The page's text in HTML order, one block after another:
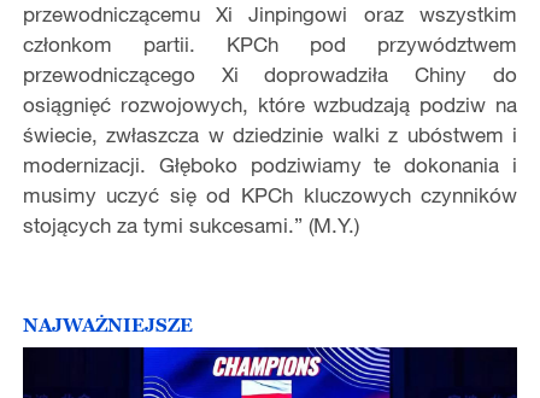
przewodniczącemu Xi Jinpingowi oraz wszystkim
członkom partii. KPCh pod przywództwem
przewodniczącego Xi doprowadziła Chiny do
osiągnięć rozwojowych, które wzbudzają podziw na
świecie, zwłaszcza w dziedzinie walki z ubóstwem i
modernizacji. Głęboko podziwiamy te dokonania i
musimy uczyć się od KPCh kluczowych czynników
stojących za tymi sukcesami.” (M.Y.)
NAJWAŻNIEJSZE